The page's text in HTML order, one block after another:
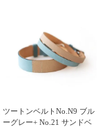
ツートンベルトNo.N9 ブル
ーグレー+ No.21 サンドベ